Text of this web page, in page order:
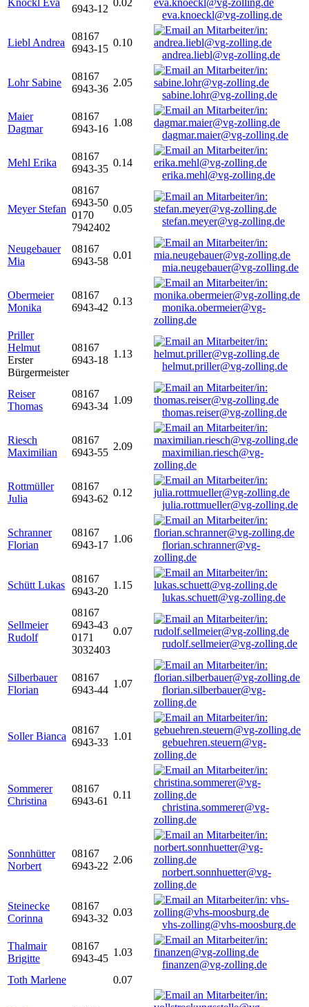
Knöckl Eva
6943-12
0.02
eva.knoeckl@vg-zolling.de
Liebl Andrea
08167
6943-15
0.10
andrea.liebl@vg-zolling.de
Lohr Sabine
08167
6943-36
2.05
sabine.lohr@vg-zolling.de
Maier
Dagmar
08167
6943-16
1.08
dagmar.maier@vg-zolling.de
Mehl Erika
08167
6943-35
0.14
erika.mehl@vg-zolling.de
Meyer Stefan
08167
6943-50
0170
7942402
0.05
stefan.meyer@vg-zolling.de
Neugebauer
Mia
08167
6943-58
0.01
mia.neugebauer@vg-zolling.de
Obermeier
Monika
08167
6943-42
0.13
monika.obermeier@vg-
zolling.de
Priller
Helmut
Erster
Bürgermeister
08167
6943-18
1.13
helmut.priller@vg-zolling.de
Reiser
Thomas
08167
6943-34
1.09
thomas.reiser@vg-zolling.de
Riesch
Maximilian
08167
6943-55
2.09
maximilian.riesch@vg-
zolling.de
Rottmüller
Julia
08167
6943-62
0.12
julia.rottmueller@vg-zolling.de
Schranner
Florian
08167
6943-17
1.06
florian.schranner@vg-
zolling.de
Schütt Lukas
08167
6943-20
1.15
lukas.schuett@vg-zolling.de
Sellmeier
Rudolf
08167
6943-43
0171
3032403
0.07
rudolf.sellmeier@vg-zolling.de
Silberbauer
Florian
08167
6943-44
1.07
florian.silberbauer@vg-
zolling.de
Soller Bianca
08167
6943-33
1.01
gebuehren.steuern@vg-
zolling.de
Sommerer
Christina
08167
6943-61
0.11
christina.sommerer@vg-
zolling.de
Sonnhütter
Norbert
08167
6943-22
2.06
norbert.sonnhuetter@vg-
zolling.de
Steinecke
Corinna
08167
6943-32
0.03
vhs-zolling@vhs-moosburg.de
Thalmair
Brigitte
08167
6943-45
1.03
finanzen@vg-zolling.de
Toth Marlene
0.07